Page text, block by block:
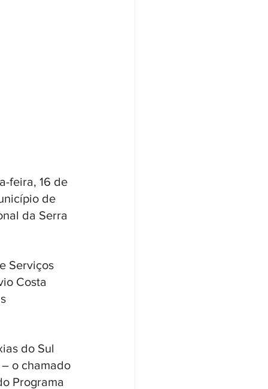
feira, 16 de
de
da Serra
Serviços
Costa
do Sul
o chamado
Programa